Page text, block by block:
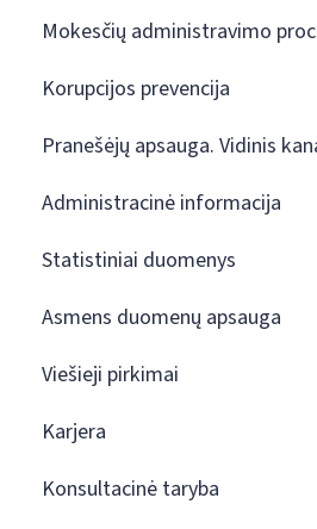
Mokesčių administravimo
Korupcijos prevencija
Pranešėjų apsauga. Vidinis
Administracinė informacija
Statistiniai duomenys
Asmens duomenų apsauga
Viešieji pirkimai
Karjera
Konsultacinė taryba